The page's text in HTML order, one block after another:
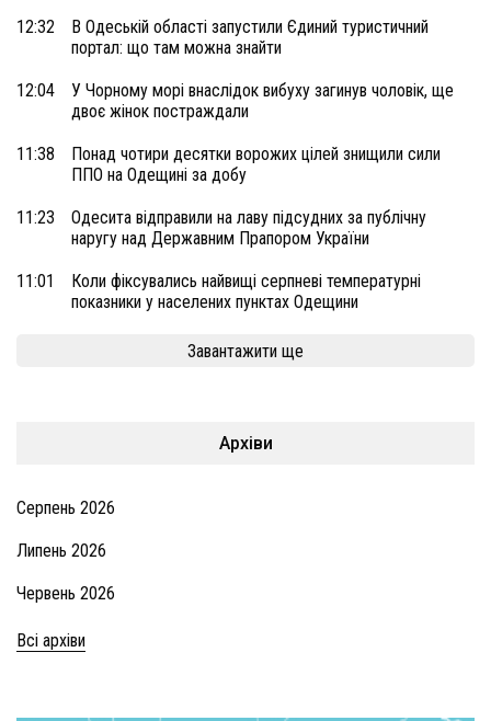
12:32
В Одеській області запустили Єдиний туристичний
портал: що там можна знайти
12:04
У Чорному морі внаслідок вибуху загинув чоловік, ще
двоє жінок постраждали
11:38
Понад чотири десятки ворожих цілей знищили сили
ППО на Одещині за добу
11:23
Одесита відправили на лаву підсудних за публічну
наругу над Державним Прапором України
11:01
Коли фіксувались найвищі серпневі температурні
показники у населених пунктах Одещини
Завантажити ще
Архіви
Серпень 2026
Липень 2026
Червень 2026
Всі архіви